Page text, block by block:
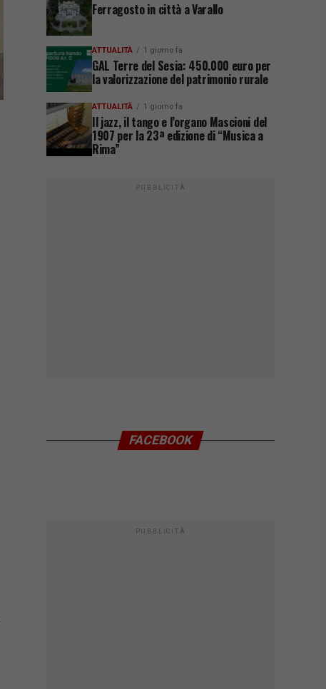
Ferragosto in città a Varallo
ATTUALITÀ 1 giorno fa
GAL Terre del Sesia: 450.000 euro per
la valorizzazione del patrimonio rurale
ATTUALITÀ 1 giorno fa
Il jazz, il tango e l’organo Mascioni del
1907 per la 23ª edizione di “Musica a
Rima”
PUBBLICITÀ
FACEBOOK
PUBBLICITÀ